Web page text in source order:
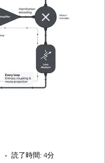
読了時間: 4分